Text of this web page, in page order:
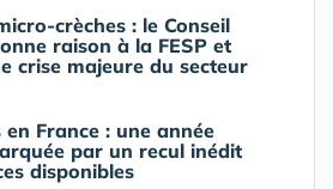
crèches : le Conseil
raison à la FESP et
crise majeure du secteur
en France : une année
par un recul inédit
disponibles